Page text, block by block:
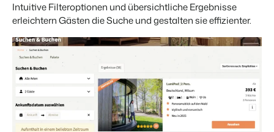
Intuitive Filteroptionen und übersichtliche Ergebnisse
erleichtern Gästen die Suche und gestalten sie effizienter.